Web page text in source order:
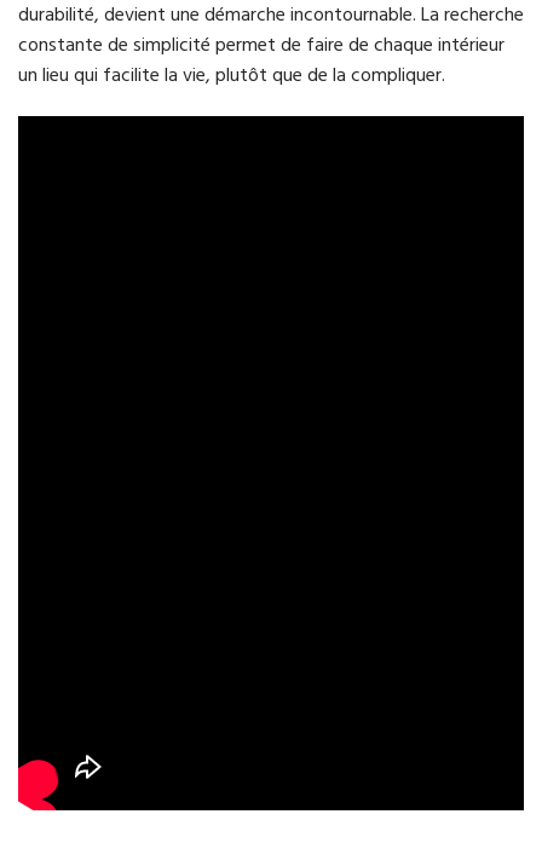
durabilité, devient une démarche incontournable. La recherche
constante de simplicité permet de faire de chaque intérieur
un lieu qui facilite la vie, plutôt que de la compliquer.